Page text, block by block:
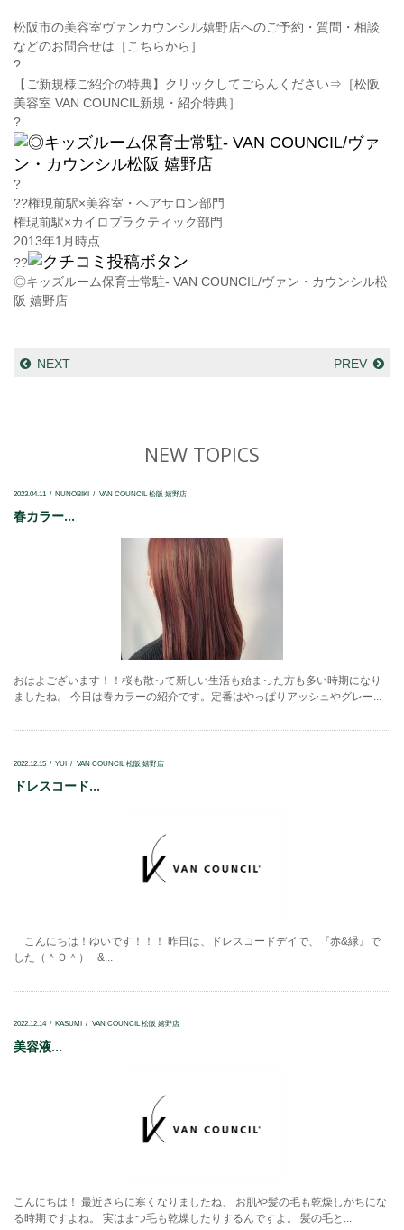
松阪市の美容室ヴァンカウンシル嬉野店へのご予約・質問・相談
などのお問合せは［こちらから］
?
【ご新規様ご紹介の特典】クリックしてごらんください⇒［松阪
美容室 VAN COUNCIL新規・紹介特典］
?
?
??権現前駅×美容室・ヘアサロン部門
権現前駅×カイロプラクティック部門
2013年1月時点
??
◎キッズルーム保育士常駐- VAN COUNCIL/ヴァン・カウンシル松
阪 嬉野店
NEXT PREV
NEW TOPICS
2023.04.11 NUNOBIKI VAN COUNCIL 松阪 嬉野店
春カラー...
おはよございます！！桜も散って新しい生活も始まった方も多い時期になり
ましたね。 今日は春カラーの紹介です。定番はやっぱりアッシュやグレー...
2022.12.15 YUI VAN COUNCIL 松阪 嬉野店
ドレスコード...
こんにちは！ゆいです！！！ 昨日は、ドレスコードデイで、『赤&緑』で
した（＾Ｏ＾） &...
2022.12.14 KASUMI VAN COUNCIL 松阪 嬉野店
美容液...
こんにちは！ 最近さらに寒くなりましたね、 お肌や髪の毛も乾燥しがちにな
る時期ですよね。 実はまつ毛も乾燥したりするんですよ。 髪の毛と...